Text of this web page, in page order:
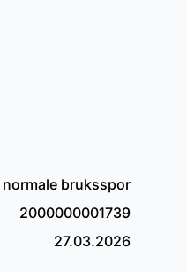
normale bruksspor
2000000001739
27.03.2026